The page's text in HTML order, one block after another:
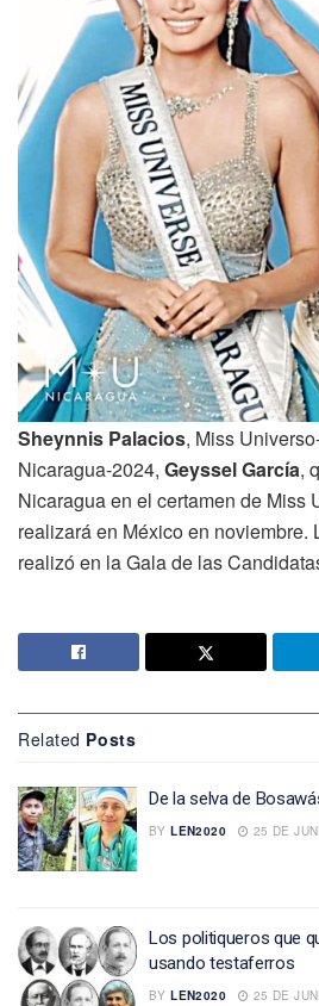
Sheynnis Palacios, Miss
Nicaragua-2024, Geyssel García,
Nicaragua en el certamen de Miss
realizará en México en noviembre.
realizó en la Gala de las
Related Posts
De la selva de
BY LEN2020 25 DE
Los politiqueros que
usando testaferros
BY LEN2020 25 DE